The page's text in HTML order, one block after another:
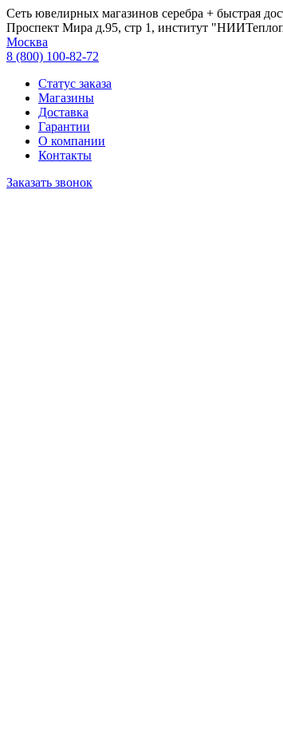
Сеть ювелирных магазинов серебра + быстрая
Проспект Мира д.95, стр 1, институт
Москва
8 (800) 100-82-72
Статус заказа
Магазины
Доставка
Гарантии
О компании
Контакты
Заказать звонок